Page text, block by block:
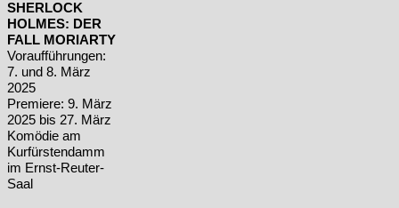
SHERLOCK
HOLMES: DER
FALL MORIARTY
Voraufführungen:
7. und 8. März
2025
Premiere: 9. März
2025 bis 27. März
Komödie am
Kurfürstendamm
im Ernst-Reuter-
Saal